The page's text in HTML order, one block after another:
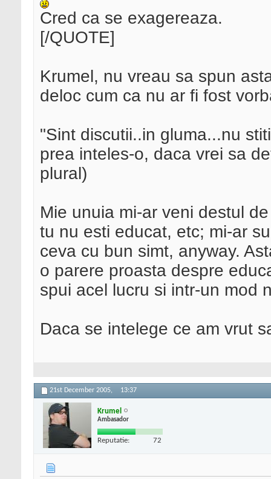
Cred ca se exagereaza.
[/QUOTE]
Krumel, nu vreau sa spun
deloc cum ca nu ar fi fost
"Sint discutii..in gluma...nu
prea inteles-o, daca vrei sa
plural)
Mie unuia mi-ar veni destul
tu nu esti educat, etc; mi-ar
ceva cu bun simt, anyway.
o parere proasta despre
spui acel lucru si intr-un mod
Daca se intelege ce am vrut
21st December 2005, 13:37
Krumel
Ambasador
Reputatie: 72